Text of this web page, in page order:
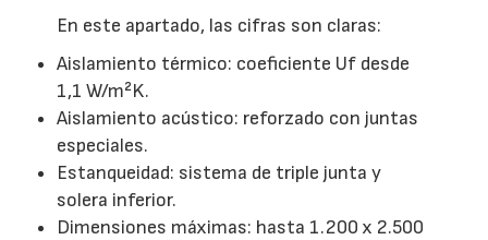
En este apartado, las cifras son claras:
Aislamiento térmico: coeficiente Uf desde
1,1 W/m²K.
Aislamiento acústico: reforzado con juntas
especiales.
Estanqueidad: sistema de triple junta y
solera inferior.
Dimensiones máximas: hasta 1.200 x 2.500